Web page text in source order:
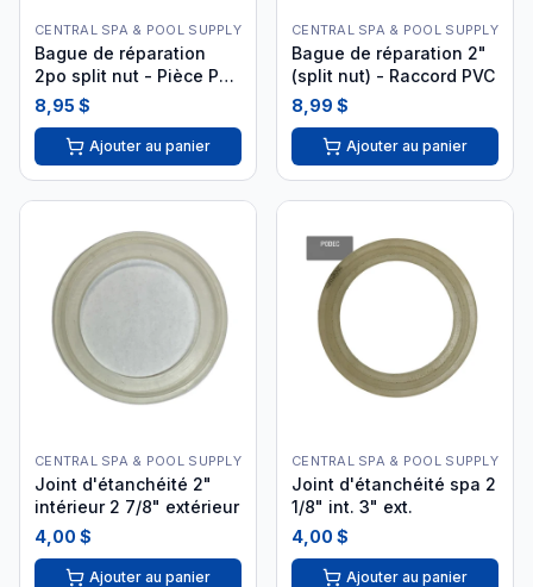
CENTRAL SPA & POOL SUPPLY
Bague de réparation
2po split nut - Pièce PVC
spa
8,95 $
Ajouter au panier
CENTRAL SPA & POOL SUPPLY
Bague de réparation 2"
(split nut) - Raccord PVC
8,99 $
Ajouter au panier
CENTRAL SPA & POOL SUPPLY
Joint d'étanchéité 2"
intérieur 2 7/8" extérieur
4,00 $
Ajouter au panier
CENTRAL SPA & POOL SUPPLY
Joint d'étanchéité spa 2
1/8" int. 3" ext.
4,00 $
Ajouter au panier